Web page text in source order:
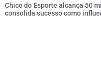
Chico do Esporte alcança 50
consolida sucesso como